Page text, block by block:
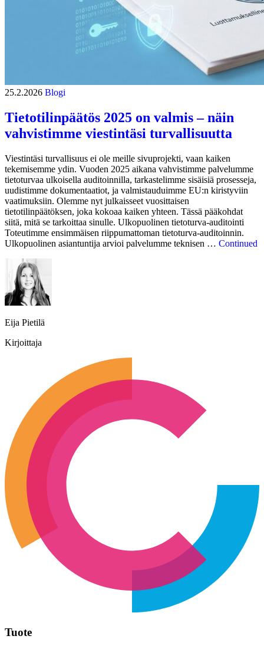
25.2.2026 Blogi
Tietotilinpäätös 2025 on valmis – näin
vahvistimme viestintäsi turvallisuutta
Viestintäsi turvallisuus ei ole meille sivuprojekti, vaan kaiken
tekemisemme ydin. Vuoden 2025 aikana vahvistimme palvelumme
tietoturvaa ulkoisella auditoinnilla, tarkastelimme sisäisiä prosesseja,
uudistimme dokumentaatiot, ja valmistauduimme EU:n kiristyviin
vaatimuksiin. Olemme nyt julkaisseet vuosittaisen
tietotilinpäätöksen, joka kokoaa kaiken yhteen. Tässä pääkohdat
siitä, mitä se tarkoittaa sinulle. Ulkopuolinen tietoturva-auditointi
Toteutimme ensimmäisen riippumattoman tietoturva-auditoinnin.
Ulkopuolinen asiantuntija arvioi palvelumme teknisen … Continued
Eija Pietilä
Kirjoittaja
Tuote